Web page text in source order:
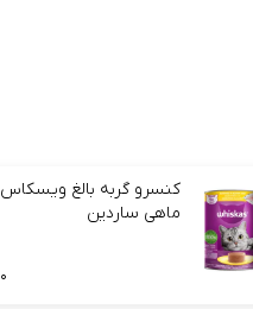
کنسرو گربه بالغ
ماهی ساردین